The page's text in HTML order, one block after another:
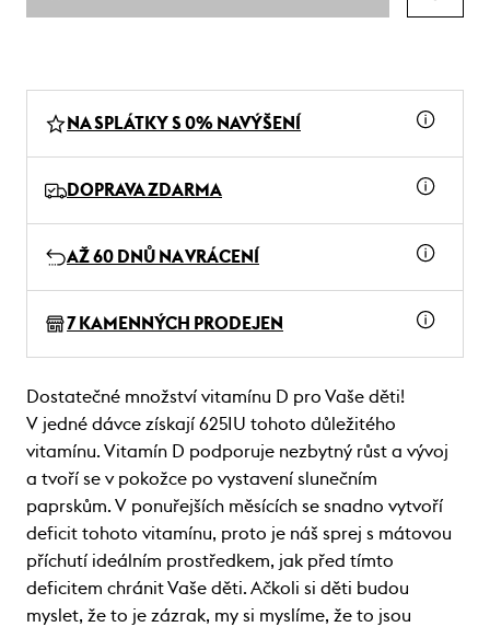
NA SPLÁTKY S 0% NAVÝŠENÍ
DOPRAVA ZDARMA
AŽ 60 DNŮ NA VRÁCENÍ
7 KAMENNÝCH PRODEJEN
Dostatečné množství vitamínu D pro Vaše děti!
V jedné dávce získají 625IU tohoto důležitého
vitamínu. Vitamín D podporuje nezbytný růst a vývoj
a tvoří se v pokožce po vystavení slunečním
paprskům. V ponuřejších měsících se snadno vytvoří
deficit tohoto vitamínu, proto je náš sprej s mátovou
příchutí ideálním prostředkem, jak před tímto
deficitem chránit Vaše děti. Ačkoli si děti budou
myslet, že to je zázrak, my si myslíme, že to jsou